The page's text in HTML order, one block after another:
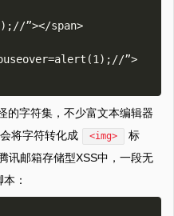
”></span>
”>
的字符集，不少富文本编辑器
将字符转化成
<img>
标
讯邮箱存储型XSS中，一段无
：